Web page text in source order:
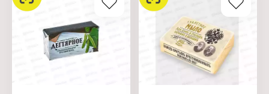
Производитель: Nefis
Тип товара: Мыло
Вариация: Крем - мыло
Назначение: туалетное
Линейка: Love
Производитель: Nefis
Cosmetics
Тип товара: Мыло
Вариация: Крем - мыло
Назначение: туалетное
Линейка: Love
Название: "Ягодный
Вес: 180 г